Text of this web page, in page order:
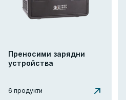
Преносими зарядни
устройства
6 продукти